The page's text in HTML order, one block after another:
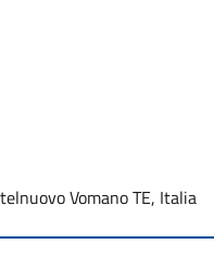
Vomano TE, Italia